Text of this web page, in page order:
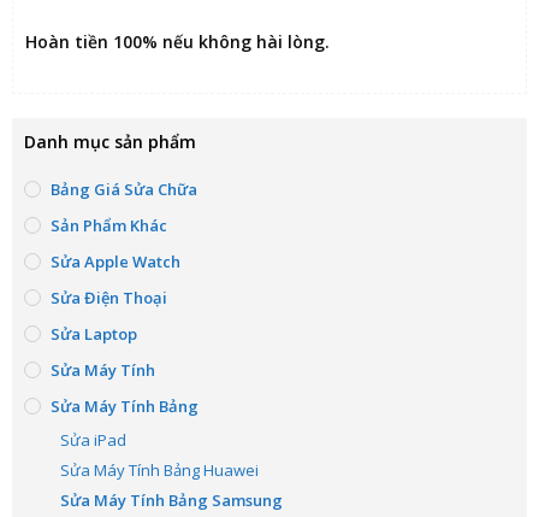
Hoàn tiền 100% nếu không hài lòng.
Danh mục sản phẩm
Bảng Giá Sửa Chữa
Sản Phẩm Khác
Sửa Apple Watch
Sửa Điện Thoại
Sửa Laptop
Sửa Máy Tính
Sửa Máy Tính Bảng
Sửa iPad
Sửa Máy Tính Bảng Huawei
Sửa Máy Tính Bảng Samsung